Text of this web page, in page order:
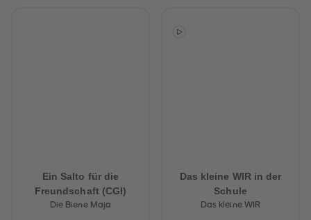
Ein Salto für die
Freundschaft (CGI)
Die Biene Maja
Das kleine WIR in der
Schule
Das kleine WIR